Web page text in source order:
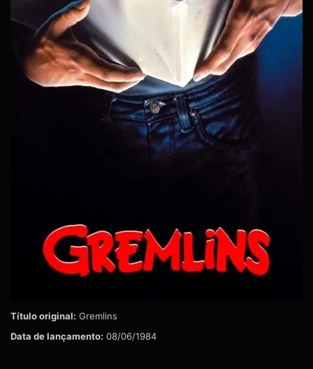
Título original: Gremlins
Data de lançamento: 08/06/1984